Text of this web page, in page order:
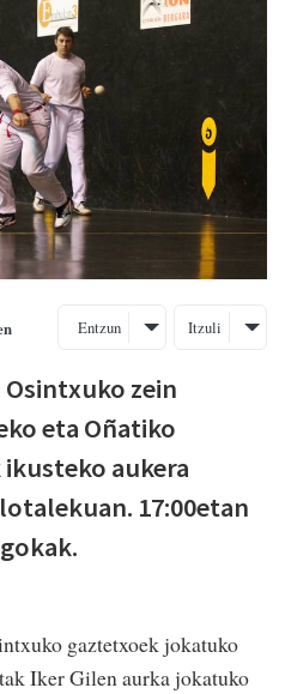
Entzun Itzuli
zein
eta Oñatiko
aukera
17:00etan
gaztetxoek jokatuko
Iker Gilen aurka jokatuko